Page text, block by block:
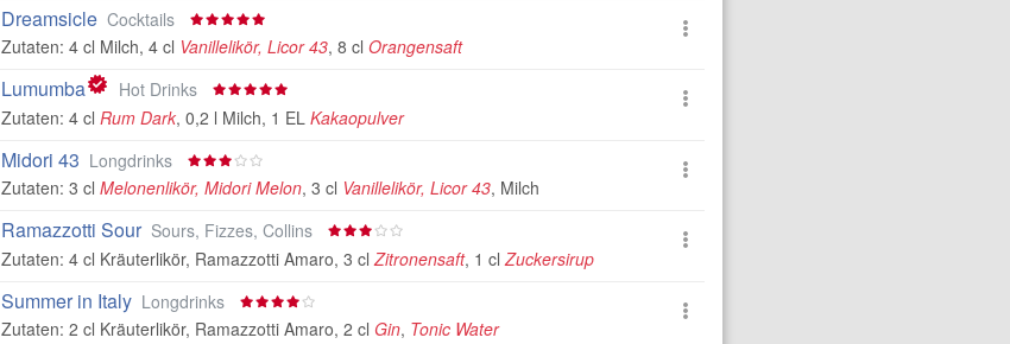
Dreamsicle Cocktails
Zutaten: 4 cl Milch, 4 cl Vanillelikör, Licor 43, 8 cl Orangensaft
Lumumba
Hot Drinks
Zutaten: 4 cl Rum Dark, 0,2 l Milch, 1 EL Kakaopulver
Midori 43 Longdrinks
Zutaten: 3 cl Melonenlikör, Midori Melon, 3 cl Vanillelikör, Licor 43, Milch
Ramazzotti Sour Sours, Fizzes, Collins
Zutaten: 4 cl Kräuterlikör, Ramazzotti Amaro, 3 cl Zitronensaft, 1 cl Zuckersirup
Summer in Italy Longdrinks
Zutaten: 2 cl Kräuterlikör, Ramazzotti Amaro, 2 cl Gin, Tonic Water